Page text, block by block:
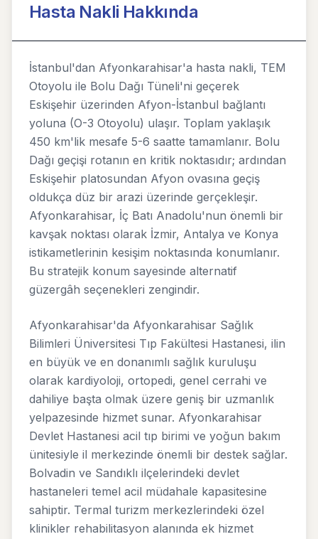
Hasta Nakli Hakkında
İstanbul'dan Afyonkarahisar'a hasta nakli, TEM
Otoyolu ile Bolu Dağı Tüneli'ni geçerek
Eskişehir üzerinden Afyon-İstanbul bağlantı
yoluna (O-3 Otoyolu) ulaşır. Toplam yaklaşık
450 km'lik mesafe 5-6 saatte tamamlanır. Bolu
Dağı geçişi rotanın en kritik noktasıdır; ardından
Eskişehir platosundan Afyon ovasına geçiş
oldukça düz bir arazi üzerinde gerçekleşir.
Afyonkarahisar, İç Batı Anadolu'nun önemli bir
kavşak noktası olarak İzmir, Antalya ve Konya
istikametlerinin kesişim noktasında konumlanır.
Bu stratejik konum sayesinde alternatif
güzergâh seçenekleri zengindir.
Afyonkarahisar'da Afyonkarahisar Sağlık
Bilimleri Üniversitesi Tıp Fakültesi Hastanesi, ilin
en büyük ve en donanımlı sağlık kuruluşu
olarak kardiyoloji, ortopedi, genel cerrahi ve
dahiliye başta olmak üzere geniş bir uzmanlık
yelpazesinde hizmet sunar. Afyonkarahisar
Devlet Hastanesi acil tıp birimi ve yoğun bakım
ünitesiyle il merkezinde önemli bir destek sağlar.
Bolvadin ve Sandıklı ilçelerindeki devlet
hastaneleri temel acil müdahale kapasitesine
sahiptir. Termal turizm merkezlerindeki özel
klinikler rehabilitasyon alanında ek hizmet